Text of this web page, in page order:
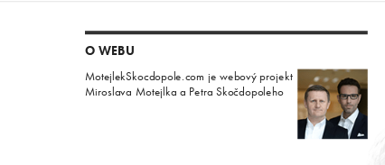
O WEBU
MotejlekSkocdopole.com je webový projekt
Miroslava Motejlka a Petra Skočdopoleho